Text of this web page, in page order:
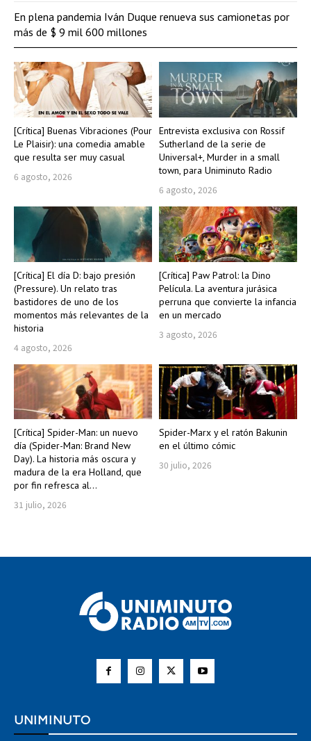
[Crítica] Buenas Vibraciones (Pour
Le Plaisir): una comedia amable
que resulta ser muy casual
6 agosto, 2026
Entrevista exclusiva con Rossif
Sutherland de la serie de
Universal+, Murder in a small
town, para Uniminuto Radio
6 agosto, 2026
[Crítica] El día D: bajo presión
(Pressure). Un relato tras
bastidores de uno de los
momentos más relevantes de la
historia
4 agosto, 2026
[Crítica] Paw Patrol: la Dino
Película. La aventura jurásica
perruna que convierte la infancia
en un mercado
3 agosto, 2026
[Crítica] Spider-Man: un nuevo
día (Spider-Man: Brand New
Day). La historia más oscura y
madura de la era Holland, que
por fin refresca al...
31 julio, 2026
Spider-Marx y el ratón Bakunin
en el último cómic
30 julio, 2026
En plena pandemia Iván Duque renueva sus camionetas por
más de $ 9 mil 600 millones
UNIMINUTO